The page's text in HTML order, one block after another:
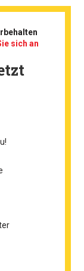
sich an